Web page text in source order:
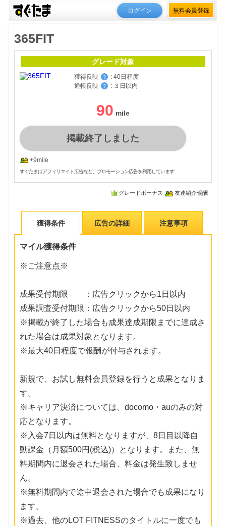
ログイン 無料会員登録
365FIT
グレード対象
獲得反映 ？ : 40日程度
通帳反映
？ : ３日以内
90
掲載終了しました
+9mile
すぐたまはアフィリエイト広告など、プロモーション広告を利用しています
グレードボーナス 友達紹介報酬
獲得条件 広告の詳細 注意事項
マイル獲得条件
※ご注意点※
成果受付期限 ：広告クリックから1日以内
成果調査受付期限：広告クリックから50日以内
※掲載が終了した場合も成果達成期限までに達成さ
れた場合は成果対象となります。
※最大40日程度で報酬が付与されます。
新規で、お試し無料会員登録を行うと成果となりま
す。
※キャリア決済については、docomo・auのみの対
応となります。
※入会7日以内は無料となりますが、8日目以降自
動課金（月額500円(税込)）となります。また、無
料期間内に退会された場合、料金は発生致しませ
ん。
※無料期間内で途中退会された場合でも成果になり
ます。
※過去、他のLOT FITNESSのタイトルに一度でも